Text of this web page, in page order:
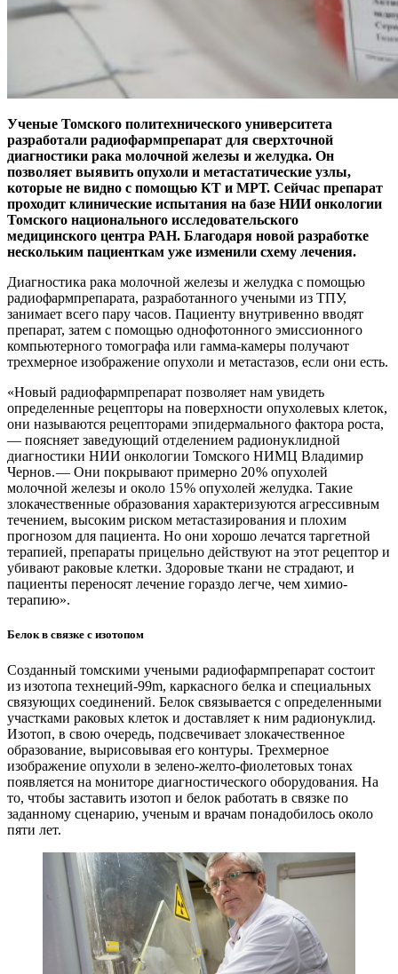
Ученые Томского политехнического университета
разработали радиофармпрепарат для сверхточной
диагностики рака молочной железы и желудка. Он
позволяет выявить опухоли и метастатические узлы,
которые не видно с помощью КТ и МРТ. Сейчас препарат
проходит клинические испытания на базе НИИ онкологии
Томского национального исследовательского
медицинского центра РАН. Благодаря новой разработке
нескольким пациенткам уже изменили схему лечения.
Диагностика рака молочной железы и желудка с помощью
радиофармпрепарата, разработанного учеными из ТПУ,
занимает всего пару часов. Пациенту внутривенно вводят
препарат, затем с помощью однофотонного эмиссионного
компьютерного томографа или гамма-камеры получают
трехмерное изображение опухоли и метастазов, если они есть.
«Новый радиофармпрепарат позволяет нам увидеть
определенные рецепторы на поверхности опухолевых клеток,
они называются рецепторами эпидермального фактора роста,
— ​поясняет заведующий отделением радионуклидной
диагностики НИИ онкологии Томского НИМЦ Владимир
Чернов. — ​Они покрывают примерно 20 % опухолей
молочной железы и около 15 % опухолей желудка. Такие
злокачественные образования характеризуются агрессивным
течением, высоким риском метастазирования и плохим
прогнозом для пациента. Но они хорошо лечатся таргетной
терапией, препараты прицельно действуют на этот рецептор и
убивают раковые клетки. Здоровые ткани не страдают, и
пациенты переносят лечение гораздо легче, чем химио­
терапию».
Белок в связке с изотопом
Созданный томскими учеными радиофармпрепарат состоит
из изотопа технеций‑99m, каркасного белка и специальных
связующих соединений. Белок связывается с определенными
участками раковых клеток и доставляет к ним радионуклид.
Изотоп, в свою очередь, подсвечивает злокачественное
образование, вырисовывая его контуры. Трехмерное
изображение опухоли в зелено-желто-фиолетовых тонах
появляется на мониторе диагностического оборудования. На
то, чтобы заставить изотоп и белок работать в связке по
заданному сценарию, ученым и врачам понадобилось около
пяти лет.